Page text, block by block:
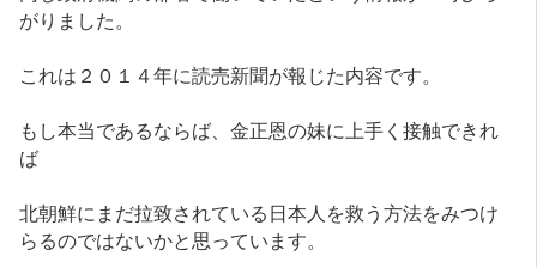
がりました。
これは２０１４年に読売新聞が報じた内容です。
もし本当であるならば、金正恩の妹に上手く接触できれ
ば
北朝鮮にまだ拉致されている日本人を救う方法をみつけ
らるのではないかと思っています。